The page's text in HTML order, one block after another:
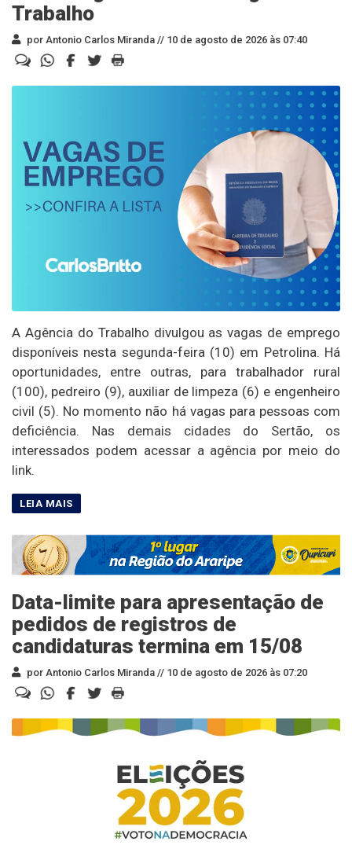
Trabalho
por Antonio Carlos Miranda // 10 de agosto de 2026 às 07:40
A Agência do Trabalho divulgou as vagas de emprego
disponíveis nesta segunda-feira (10) em Petrolina. Há
oportunidades, entre outras, para trabalhador rural
(100), pedreiro (9), auxiliar de limpeza (6) e engenheiro
civil (5). No momento não há vagas para pessoas com
deficiência. Nas demais cidades do Sertão, os
interessados podem acessar a agência por meio do
link.
Data-limite para apresentação de
pedidos de registros de
candidaturas termina em 15/08
por Antonio Carlos Miranda // 10 de agosto de 2026 às 07:20